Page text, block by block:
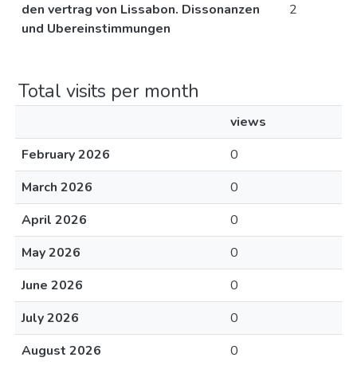
den vertrag von Lissabon. Dissonanzen
und Ubereinstimmungen
2
Total visits per month
views
February 2026
0
March 2026
0
April 2026
0
May 2026
0
June 2026
0
July 2026
0
August 2026
0